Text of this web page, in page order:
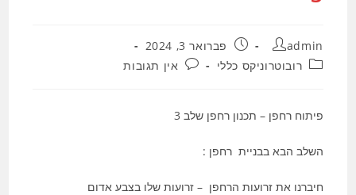
מחבר:
admin פורסם:פברואר 3, 2024
קטגוריה:רובוטרוניקס כללי תגובות:אין תגובות
פיתוח רחפן – תכנון רחפן שלב 3
השלב הבא בבניית רחפן :
חיברנו את זרועות הרחפן – זרועות שלו בצבע אדום